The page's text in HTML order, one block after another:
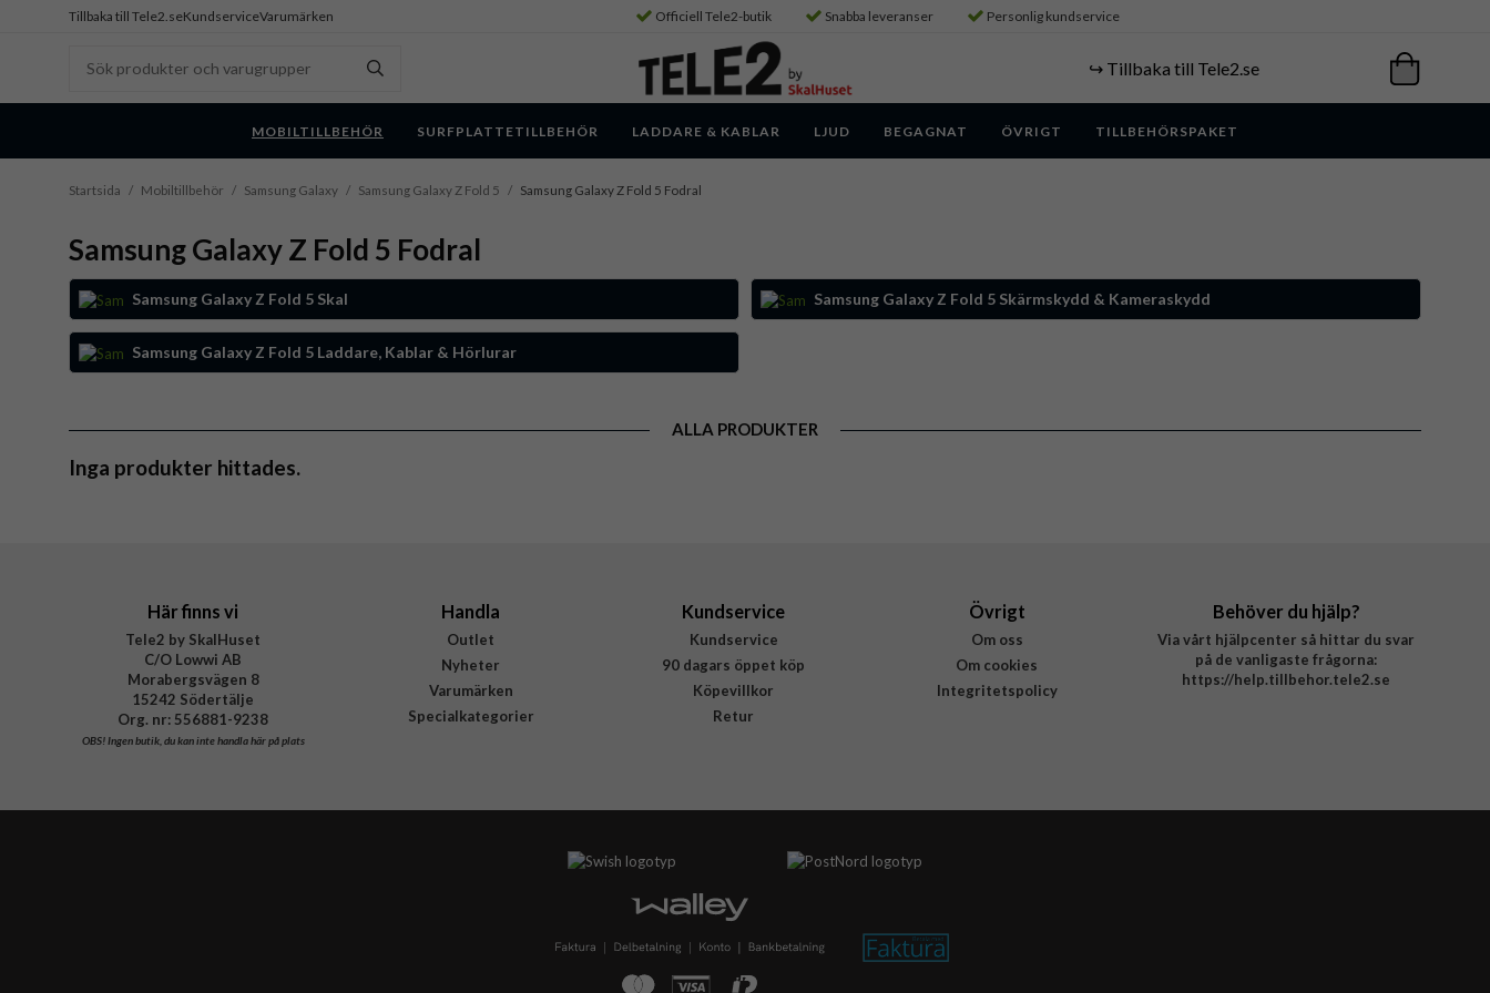
Tillbaka till Tele2.seKundserviceVarumärken Officiell Tele2-butik Snabba leveranser Personlig kundservice
↪️ Tillbaka till Tele2.se
MOBILTILLBEHÖR SURFPLATTETILLBEHÖR LADDARE & KABLAR LJUD BEGAGNAT ÖVRIGT TILLBEHÖRSPAKET
Startsida / Mobiltillbehör / Samsung Galaxy / Samsung Galaxy Z Fold 5 / Samsung Galaxy Z Fold 5 Fodral
Samsung Galaxy Z Fold 5 Fodral
Samsung Galaxy Z Fold 5 Skal Samsung Galaxy Z Fold 5 Skärmskydd & Kameraskydd
Samsung Galaxy Z Fold 5 Laddare, Kablar & Hörlurar
ALLA PRODUKTER
Inga produkter hittades.
Här finns vi
Tele2 by SkalHuset
C/O Lowwi AB
Morabergsvägen 8
15242 Södertälje
Org. nr: 556881-9238
OBS!Ingen butik, du kan inte handla här på plats
Handla
Outlet
Nyheter
Varumärken
Specialkategorier
Kundservice
Kundservice
90 dagars öppet köp
Köpevillkor
Retur
Övrigt
Om oss
Om cookies
Integritetspolicy
Behöver du hjälp?
Via vårt hjälpcenter så hittar du svar
på de vanligaste frågorna:
https://help.tillbehor.tele2.se